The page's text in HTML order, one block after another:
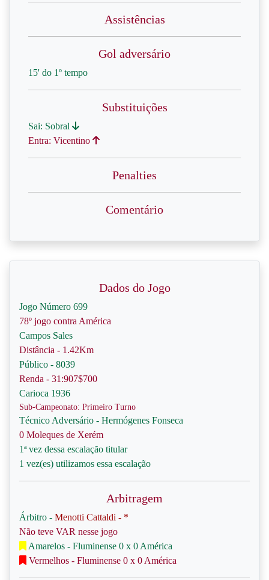
Assistências
Gol adversário
15' do 1º tempo
Substituições
Sai: Sobral
Entra: Vicentino
Penalties
Comentário
Dados do Jogo
Jogo Número 699
78º jogo contra América
Campos Sales
Distância - 1.42Km
Público - 8039
Renda - 31:907$700
Carioca 1936
Sub-Campeonato: Primeiro Turno
Técnico Adversário - Hermógenes Fonseca
0 Moleques de Xerém
1ª vez dessa escalação titular
1 vez(es) utilizamos essa escalação
Arbitragem
Árbitro - Menotti Cattaldi - *
Não teve VAR nesse jogo
Amarelos - Fluminense 0 x 0 América
Vermelhos - Fluminense 0 x 0 América